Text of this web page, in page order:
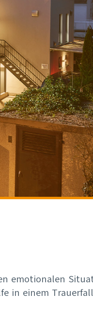
emotionalen
in einem Trauerfall